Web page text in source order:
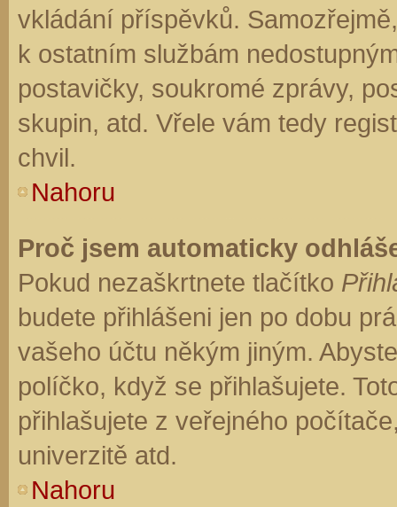
vkládání příspěvků.
k ostatním službám
postavičky, soukromé zprávy,
skupin, atd. Vřele vám tedy
chvil.
Nahoru
Proč jsem automaticky
Pokud nezaškrtnete tlačítko
budete přihlášeni jen po dobu
vašeho účtu někým jiným.
políčko, když se přihlašujete.
přihlašujete z veřejného
univerzitě atd.
Nahoru